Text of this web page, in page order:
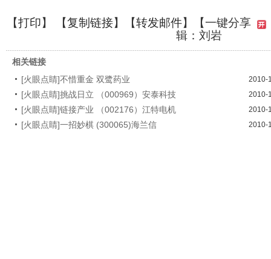
【打印】 【复制链接】【转发邮件】
【一键分享
辑：刘岩
相关链接
[火眼点睛]不惜重金 双鹭药业
2010-
[火眼点睛]挑战日立 （000969）安泰科技 2010-
[火眼点睛]链接产业 （002176）江特电机 2010-
[火眼点睛]一招妙棋 (300065)海兰信 2010-